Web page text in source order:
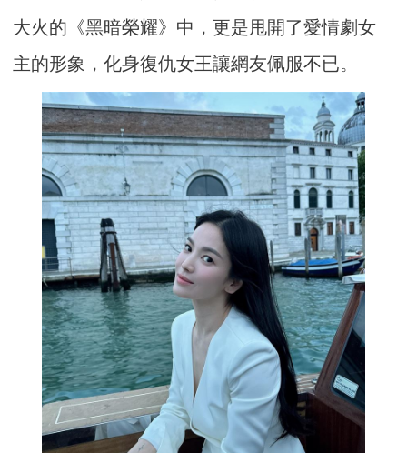
大火的《黑暗榮耀》中，更是甩開了愛情劇女
主的形象，化身復仇女王讓網友佩服不已。